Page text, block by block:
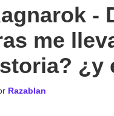
-
me
¿y
Razablan